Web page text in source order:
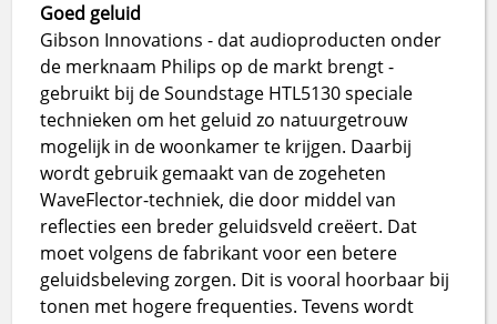
Goed geluid
Gibson Innovations - dat audioproducten onder
de merknaam Philips op de markt brengt -
gebruikt bij de Soundstage HTL5130 speciale
technieken om het geluid zo natuurgetrouw
mogelijk in de woonkamer te krijgen. Daarbij
wordt gebruik gemaakt van de zogeheten
WaveFlector-techniek, die door middel van
reflecties een breder geluidsveld creëert. Dat
moet volgens de fabrikant voor een betere
geluidsbeleving zorgen. Dit is vooral hoorbaar bij
tonen met hogere frequenties. Tevens wordt